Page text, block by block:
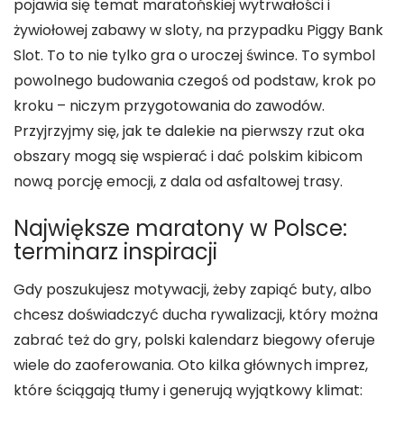
pojawia się temat maratońskiej wytrwałości i
żywiołowej zabawy w sloty, na przypadku Piggy Bank
Slot. To to nie tylko gra o uroczej śwince. To symbol
powolnego budowania czegoś od podstaw, krok po
kroku – niczym przygotowania do zawodów.
Przyjrzyjmy się, jak te dalekie na pierwszy rzut oka
obszary mogą się wspierać i dać polskim kibicom
nową porcję emocji, z dala od asfaltowej trasy.
Największe maratony w Polsce:
terminarz inspiracji
Gdy poszukujesz motywacji, żeby zapiąć buty, albo
chcesz doświadczyć ducha rywalizacji, który można
zabrać też do gry, polski kalendarz biegowy oferuje
wiele do zaoferowania. Oto kilka głównych imprez,
które ściągają tłumy i generują wyjątkowy klimat: